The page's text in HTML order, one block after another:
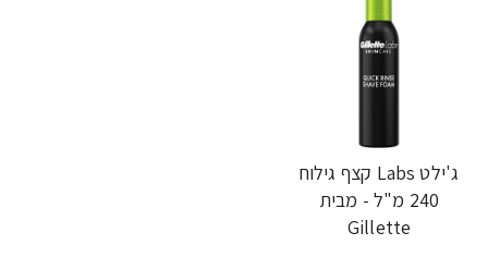
ג'ילט Labs קצף גילוח
240 מ"ל - מבית
Gillette